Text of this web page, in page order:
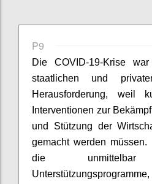
P9
Die COVID-19-Krise
staatlichen und
Herausforderung, weil
Interventionen zur
und Stützung der
gemacht werden müssen.
die unmittelbar